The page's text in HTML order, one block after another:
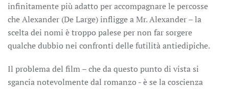
infinitamente più adatto per accompagnare le percosse
che Alexander (De Large) infligge a Mr. Alexander – la
scelta dei nomi è troppo palese per non far sorgere
qualche dubbio nei confronti delle futilità antiedipiche.
Il problema del film – che da questo punto di vista si
sgancia notevolmente dal romanzo - è se la coscienza